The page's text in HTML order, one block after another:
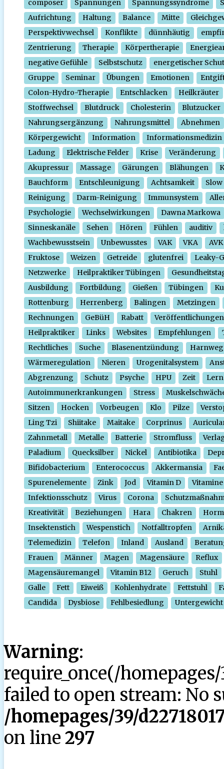
composer Spannungen Spannungssyndrome
Aufrichtung
Haltung Balance Mitte
Perspektivwechsel
Konflikte dünnhäutig
Zentrierung
Therapie Körpertherapie
negative Gefühle
Selbstschutz
energetischer
Gruppe
Seminar Übungen Emotionen
Colon-Hydro-Therapie
Entschlacken
Heilkräuter
Stoffwechsel
Blutdruck Cholesterin
Blutzucker
Nahrungsergänzung
Nahrungsmittel
Abnehmen
Körpergewicht
Information
Informationsmedizin
Ladung
Elektrische Felder Krise
Veränderung
Akupressur
Massage Gärungen Blähungen
Bauchform
Entschleunigung Achtsamkeit
Slow
Reinigung
Darm-Reinigung Immunsystem
Psychologie
Wechselwirkungen
Dawna Markowa
Sinneskanäle
Sehen Hören Fühlen auditiv
Wachbewusstsein
Unbewusstes VAK VKA
AVK
Fruktose
Weizen Getreide glutenfrei
Leaky-
Netzwerke
Heilpraktiker Tübingen
Ausbildung
Fortbildung Gießen Tübingen
Rottenburg
Herrenberg Balingen
Metzingen
Rechnungen
GeBüH Rabatt
Veröffentlichungen
Heilpraktiker
Links Websites Empfehlungen
Rechtliches
Suche Blasenentzündung
Wärmeregulation
Nieren Urogenitalsystem
Abgrenzung
Schutz Psyche HPU Zeit
Autoimmunerkrankungen
Stress
Sitzen
Hocken Vorbeugen Klo Pilze
Ling Tzi
Shiitake Maitake Corprinus
Zahnmetall
Metalle Batterie Stromfluss
Paladium
Quecksilber Nickel Antibiotika
Bifidobacterium
Enterococcus Akkermansia
Spurenelemente
Zink Jod Vitamin D
Vitamine
Infektionsschutz
Virus Corona
Kreativität
Beziehungen Hara Chakren
Insektenstich
Wespenstich Notfalltropfen
Telemedizin
Telefon Inland Ausland
Frauen
Männer Magen Magensäure
Reflux
Magensäuremangel
Vitamin B12 Geruch
Stuhl
Galle
Fett Eiweiß Kohlenhydrate Fettstuhl
Candida
Dysbiose Fehlbesiedlung Untergewicht
Warning:
require_once(/
failed to open stream: No
/homepages/39/
on line 297